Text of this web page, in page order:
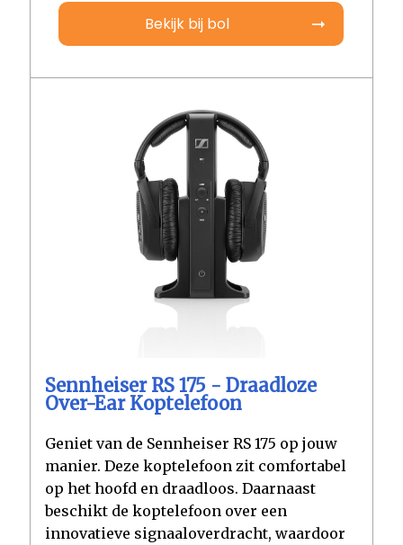
Bekijk bij bol
Sennheiser RS 175 - Draadloze
Over-Ear Koptelefoon
Geniet van de Sennheiser RS 175 op jouw
manier. Deze koptelefoon zit comfortabel
op het hoofd en draadloos. Daarnaast
beschikt de koptelefoon over een
innovatieve signaaloverdracht, waardoor